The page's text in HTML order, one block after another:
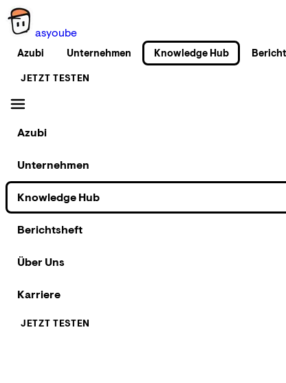
asyoube
Azubi Unternehmen Knowledge Hub
JETZT TESTEN
Azubi
Unternehmen
Knowledge Hub
Berichtsheft
Über Uns
Karriere
JETZT TESTEN